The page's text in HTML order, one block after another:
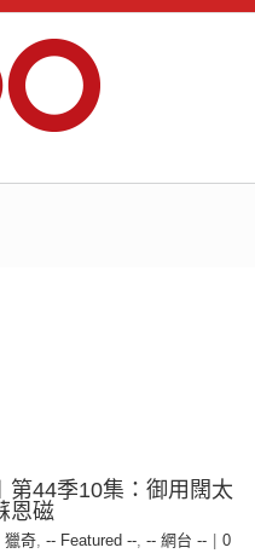
第44季10集：御用闊太
恩磁
獵奇, -- Featured --, -- 網台 --
0